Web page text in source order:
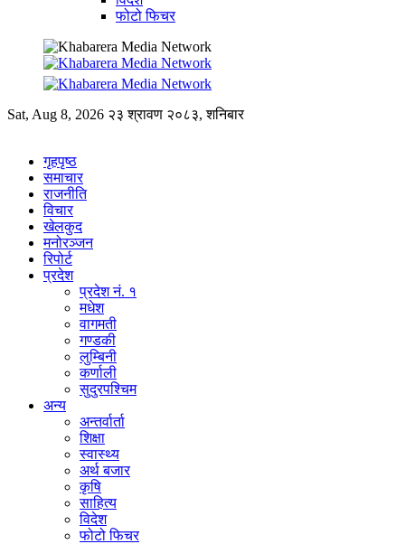
फोटो फिचर
Sat, Aug 8, 2026 २३ श्रावण २०८३, शनिबार
गृहपृष्ठ
समाचार
राजनीति
विचार
खेलकुद
मनोरञ्जन
रिपोर्ट
प्रदेश
प्रदेश नं. १
मधेश
वागमती
गण्डकी
लुम्बिनी
कर्णाली
सुदुरपश्चिम
अन्य
अन्तर्वार्ता
शिक्षा
स्वास्थ्य
अर्थ बजार
कृषि
साहित्य
विदेश
फोटो फिचर